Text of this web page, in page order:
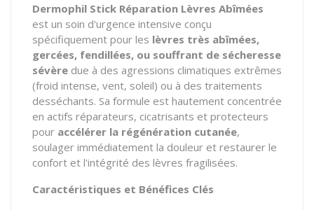
Dermophil Stick Réparation Lèvres Abîmées
est un soin d'urgence intensive conçu
spécifiquement pour les lèvres très abîmées,
gercées, fendillées, ou souffrant de sécheresse
sévère due à des agressions climatiques extrêmes
(froid intense, vent, soleil) ou à des traitements
desséchants. Sa formule est hautement concentrée
en actifs réparateurs, cicatrisants et protecteurs
pour accélérer la régénération cutanée,
soulager immédiatement la douleur et restaurer le
confort et l'intégrité des lèvres fragilisées.
Caractéristiques et Bénéfices Clés